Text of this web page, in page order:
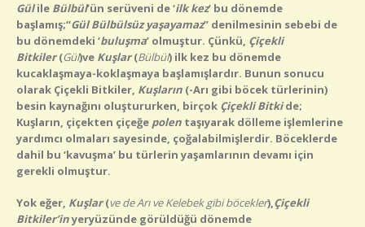
Gülile Bülbül’ün serüveni de‘ilk kez’ bu dönemde
başlamış;“Gül Bülbülsüz yaşayamaz” denilmesinin sebebi de
bu dönemdeki ‘buluşma’ olmuştur. Çünkü, Çiçekli
Bitkiler(Gül)ve Kuşlar (Bülbül) ilk kez bu dönemde
kucaklaşmaya-koklaşmaya başlamışlardır. Bunun sonucu
olarak Çiçekli Bitkiler, Kuşların (-Arı gibi böcek türlerinin)
besin kaynağını oluştururken, birçok Çiçekli Bitkide;
Kuşların, çiçekten çiçeğe polen taşıyarak dölleme işlemlerine
yardımcı olmaları sayesinde, çoğalabilmişlerdir. Böceklerde
dahil bu ‘kavuşma’ bu türlerin yaşamlarının devamı için
gerekli olmuştur.
Yok eğer, Kuşlar(ve de Arı ve Kelebek gibi böcekler),Çiçekli
Bitkiler’inyeryüzünde görüldüğü dönemde